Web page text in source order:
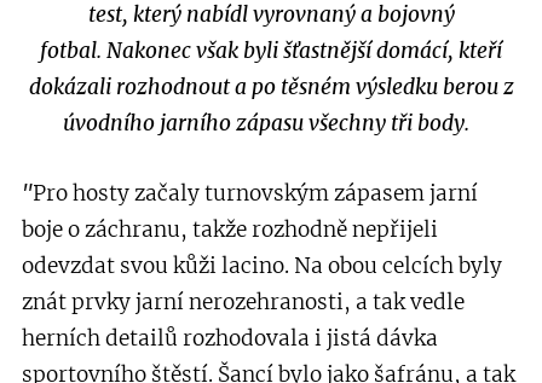
test, který nabídl vyrovnaný a bojovný
fotbal. Nakonec však byli šťastnější domácí, kteří
dokázali rozhodnout a po těsném výsledku berou z
úvodního jarního zápasu všechny tři body.
"Pro hosty začaly turnovským zápasem jarní
boje o záchranu, takže rozhodně nepřijeli
odevzdat svou kůži lacino. Na obou celcích byly
znát prvky jarní nerozehranosti, a tak vedle
herních detailů rozhodovala i jistá dávka
sportovního štěstí. Šancí bylo jako šafránu, a tak